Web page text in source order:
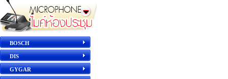
BOSCH
DIS
GYGAR